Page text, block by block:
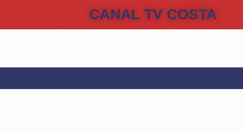
CANAL TV COSTA